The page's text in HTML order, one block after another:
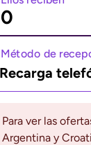
Método de
Recarga
Para ver las
Argentina y